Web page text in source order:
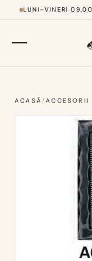
LUNI–VINERI
ACASĂ/ACCESORII